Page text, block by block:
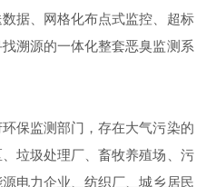
据、网格化布点式监控、超标
溯源的一体化整套恶臭监测系
监测部门，存在大气污染的
垃圾处理厂、畜牧养殖场、污
电力企业、纺织厂、城乡居民